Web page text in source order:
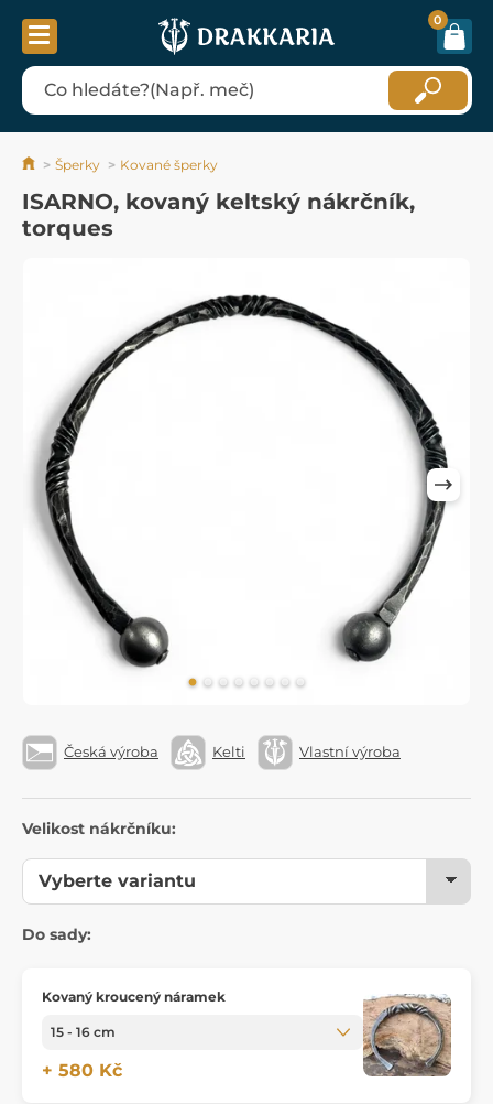
0
Šperky Kované šperky
ISARNO, kovaný keltský nákrčník,
torques
Česká výroba Kelti Vlastní výroba
Velikost nákrčníku:
Do sady:
Kovaný kroucený náramek
+ 580 Kč